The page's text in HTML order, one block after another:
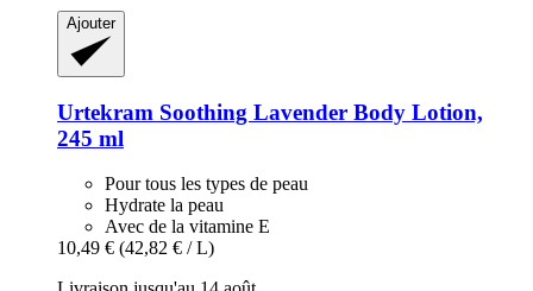
Ajouter
Urtekram Soothing Lavender Body Lotion,
245 ml
Pour tous les types de peau
Hydrate la peau
Avec de la vitamine E
10,49 € (42,82 € / L)